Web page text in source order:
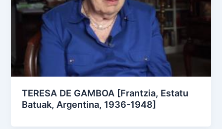
TERESA DE GAMBOA [Frantzia, Estatu
Batuak, Argentina, 1936-1948]